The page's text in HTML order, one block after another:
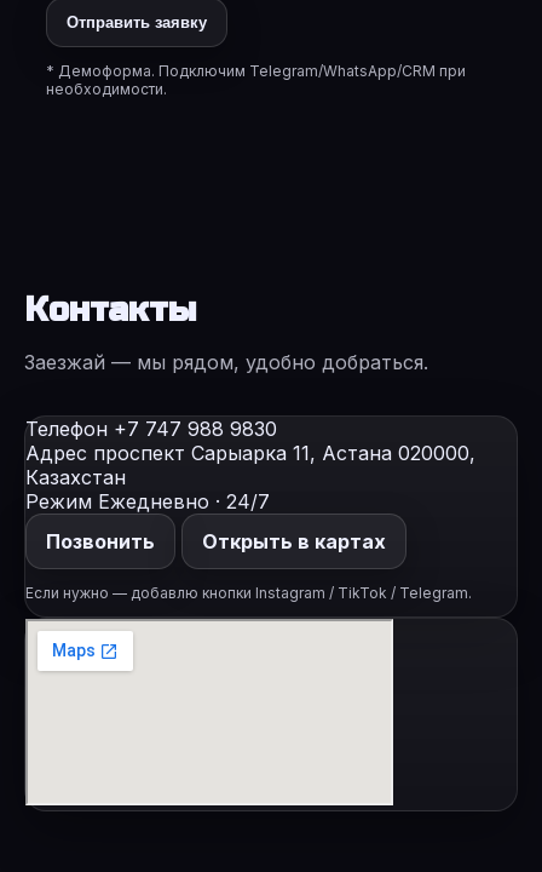
Отправить заявку
* Демоформа. Подключим Telegram/WhatsApp/CRM при
необходимости.
Контакты
Заезжай — мы рядом, удобно добраться.
Телефон +7 747 988 9830
Адрес проспект Сарыарка 11, Астана 020000,
Казахстан
Режим Ежедневно · 24/7
Позвонить
Открыть в картах
Если нужно — добавлю кнопки Instagram / TikTok / Telegram.